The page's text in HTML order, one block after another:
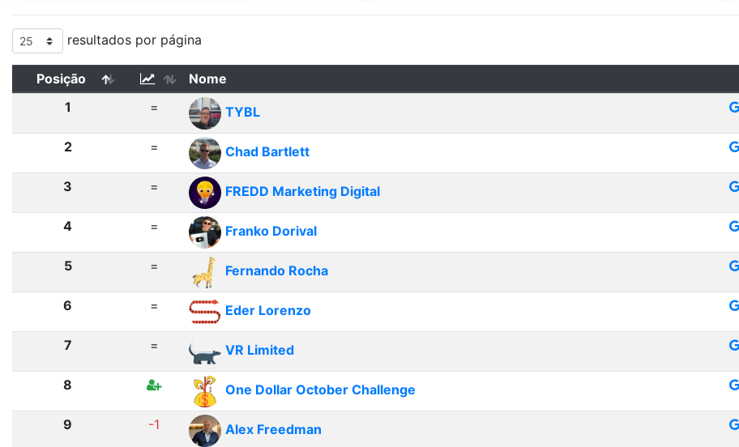
resultados por página
Posição Nome
1
= TYBL
2 = Chad Bartlett
3 = FREDD Marketing Digital
4 = Franko Dorival
5 = Fernando Rocha
6 = Eder Lorenzo
7 = VR Limited
8 One Dollar October Challenge
9 -1 Alex Freedman